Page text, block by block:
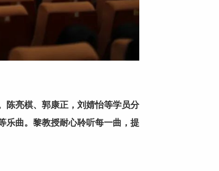
亮棋、郭康正，刘婧怡等学员分
乐曲。黎教授耐心聆听每一曲，提